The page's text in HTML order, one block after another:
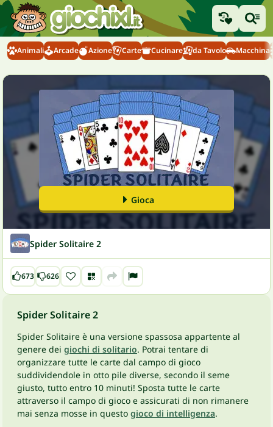
Animali Arcade Azione Carte Cucinare da Tavolo Macchina
Gioca
Spider Solitaire 2
673 626
Spider Solitaire 2
Spider Solitaire è una versione spassosa appartente al
genere dei giochi di solitario. Potrai tentare di
organizzare tutte le carte dal campo di gioco
suddividendole in otto pile diverse, secondo il seme
giusto, tutto entro 10 minuti! Sposta tutte le carte
attraverso il campo di gioco e assicurati di non rimanere
mai senza mosse in questo gioco di intelligenza.